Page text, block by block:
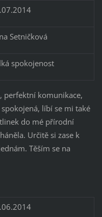
Setničková
spokojenost
perfektní komunikace,
líbí se mi také
do mé přírodní
Určitě si zase k
Těším se na